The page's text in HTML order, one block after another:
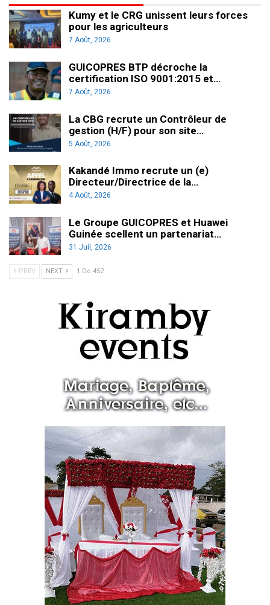
Kumy et le CRG unissent leurs forces
pour les agriculteurs
7 Août, 2026
GUICOPRES BTP décroche la
certification ISO 9001:2015 et…
7 Août, 2026
La CBG recrute un Contrôleur de
gestion (H/F) pour son site…
5 Août, 2026
Kakandé Immo recrute un (e)
Directeur/Directrice de la…
4 Août, 2026
Le Groupe GUICOPRES et Huawei
Guinée scellent un partenariat…
31 Juil, 2026
PREV NEXT 1 De 452